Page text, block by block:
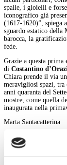
spalle, i gioielli e
iconografico già
(1617-1620)”, spiega
sguardo estatico della
barocca, la
fede.
Grazie a questa prima
di Costantino
Chiara prende il via
meravigliosi spazi,
anni quaranta del
mostre, come quella
inaugurata nella
Marta Santacatterina
indietro